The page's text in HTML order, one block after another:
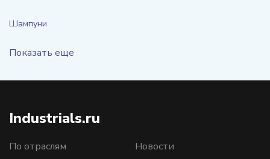
Шампуни
Показать еще
Industrials.ru
По отраслям
Новости